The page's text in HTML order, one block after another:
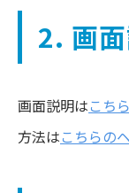
2. 画
画面説明はこち
方法はこちらの